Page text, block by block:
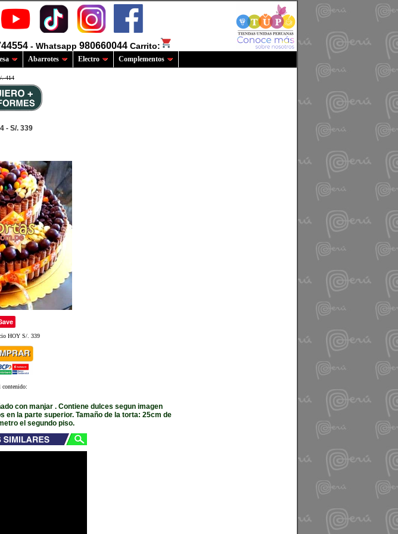
- Whatsapp 980660044 Carrito:
Abarrotes Electro Complementos
. 414
- S/. 339
HOY S/. 339
contenido:
con manjar . Contiene dulces segun imagen
la parte superior. Tamaño de la torta: 25cm de
el segundo piso.